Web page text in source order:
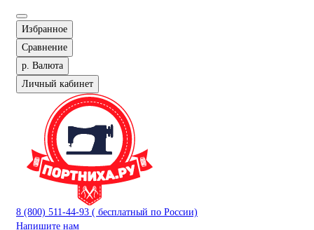
Избранное
Сравнение
р. Валюта
Личный кабинет
8 (800) 511-44-93 ( бесплатный по России)
Напишите нам